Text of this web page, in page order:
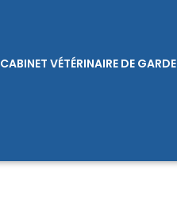
CABINET VÉTÉRINAIRE DE GARDE